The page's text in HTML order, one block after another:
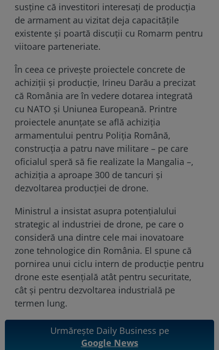
susține că investitori interesați de producția
de armament au vizitat deja capacitățile
existente și poartă discuții cu Romarm pentru
viitoare parteneriate.
În ceea ce privește proiectele concrete de
achiziții și producție, Irineu Darău a precizat
că România are în vedere dotarea integrată
cu NATO și Uniunea Europeană. Printre
proiectele anunțate se află achiziția
armamentului pentru Poliția Română,
construcția a patru nave militare – pe care
oficialul speră să fie realizate la Mangalia –,
achiziția a aproape 300 de tancuri și
dezvoltarea producției de drone.
Ministrul a insistat asupra potențialului
strategic al industriei de drone, pe care o
consideră una dintre cele mai inovatoare
zone tehnologice din România. El spune că
pornirea unui ciclu intern de producție pentru
drone este esențială atât pentru securitate,
cât și pentru dezvoltarea industrială pe
termen lung.
Urmărește Daily Business pe
Google News